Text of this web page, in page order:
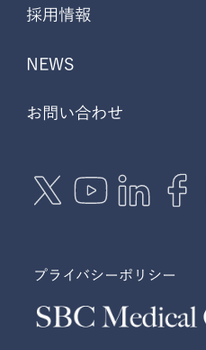
採用情報
NEWS
お問い合わせ
プライバシーポリシー